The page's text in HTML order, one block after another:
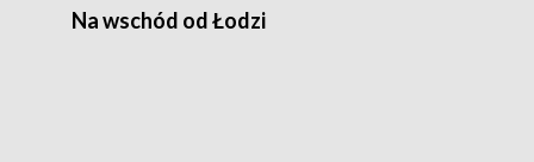
Na wschód od Łodzi